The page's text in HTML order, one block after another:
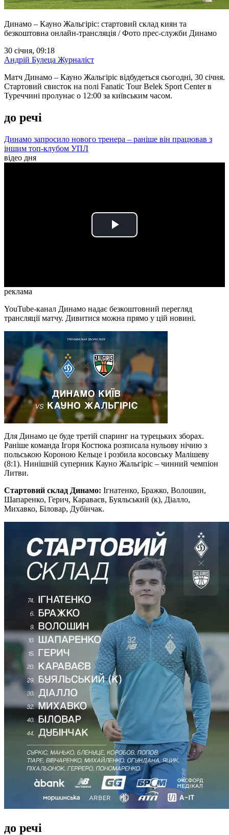
Динамо – Кауно Жальгіріс: стартовий склад киян та
безкоштовна онлайн-трансляція / Фото прес-служби Динамо
30 січня, 09:18
Андрій Булеца Журналіст
Матч Динамо – Кауно Жальгіріс відбудеться сьогодні, 30 січня.
Стартовий свисток на полі Fanatic Tour Belek Sport Center в
Туреччині пролунає о 12:00 за київським часом.
до речі
Динамо запросило нового тренера – раніше він працював з
іншим топ-клубом УПЛ
відео дня
Play
реклама
YouTube-канал Динамо надає безкоштовний перегляд
трансляції матчу. Дивитися можна прямо у цій новині.
Для Динамо це буде третій спаринг на турецьких зборах.
Раніше команда Ігоря Костюка розписала нульову нічию з
польською Короною Кельце і розбила косовську Малішеву
(8:1). Нинішній суперник Кауно Жальгіріс – чинний чемпіон
Литви.
Стартовий склад Динамо: Ігнатенко, Бражко, Волошин,
Шапаренко, Герич, Караваєв, Буяльський (к), Діалло,
Михавко, Біловар, Дубінчак.
до речі